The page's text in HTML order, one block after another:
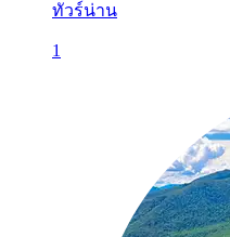
ทัวร์น่าน
1